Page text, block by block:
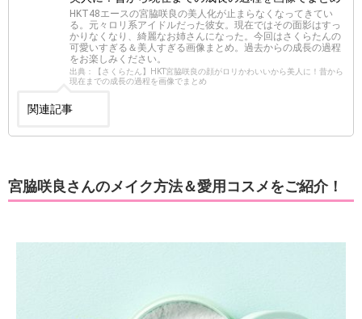
HKT48エースの宮脇咲良の美人化が止まらなくなってきてい
る。元々ロリ系アイドルだった彼女。現在ではその面影はすっ
かりなくなり、綺麗なお姉さんになった。今回はさくらたんの
可愛いすぎる＆美人すぎる画像まとめ。過去からの成長の過程
をお楽しみください。
出典：【さくらたん】HKT宮脇咲良の顔がロリかわいいから美人に！昔から
現在までの成長の過程を画像でまとめ
関連記事
宮脇咲良さんのメイク方法＆愛用コスメをご紹介！